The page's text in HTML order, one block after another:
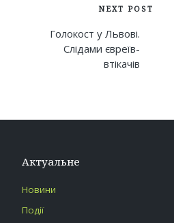
NEXT POST
Голокост у Львові.
Слідами євреїв-
втікачів
Актуальне
Новини
Події